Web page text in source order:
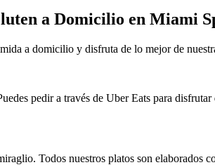
a Domicilio en Miami
a domicilio y disfruta de lo mejor de
pedir a través de Uber Eats para
Todos nuestros platos son elaborados